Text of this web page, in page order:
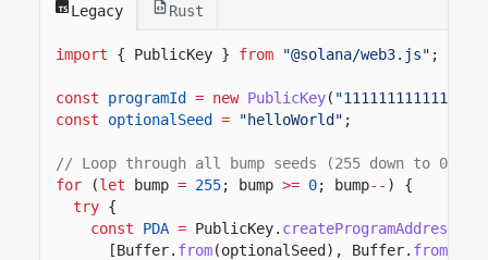
Legacy Rust
import { PublicKey } from "@solana/web3.js" ;
const programId = new PublicKey(
const
optionalSeed = "helloWorld" ;
// Loop through all bump seeds (255 down to 0)
for
(let bump = 255; bump >= 0; bump-- ) {
try {
const
PDA = PublicKey.
[Buffer. from(optionalSeed), Buffer. from